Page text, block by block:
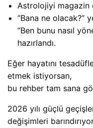
Astrolojiyi magazin
“Bana ne olacak?”
“Ben bunu nasıl
hazırlandı.
Eğer hayatını
etmek istiyorsan,
bu rehber tam sana
2026 yılı güçlü
değişimleri